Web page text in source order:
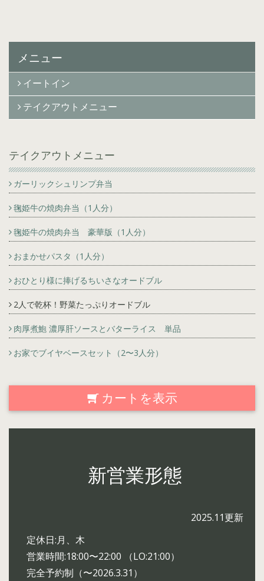
メニュー
イートイン
テイクアウトメニュー
テイクアウトメニュー
ガーリックシュリンプ弁当
毱姫牛の焼肉弁当（1人分）
毱姫牛の焼肉弁当 豪華版（1人分）
おまかせパスタ（1人分）
おひとり様に捧げるちいさなオードブル
2人で乾杯！野菜たっぷりオードブル
肉厚煮鮑 濃厚肝ソースとバターライス 単品
お家でブイヤベースセット（2〜3人分）
カートを表示
新営業形態
2025.11更新
定休日:月、木
営業時間:18:00〜22:00 （LO:21:00）
完全予約制（〜2026.3.31）